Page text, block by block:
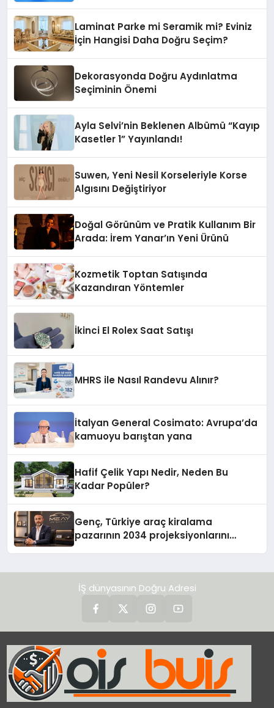
Laminat Parke mi Seramik mi? Eviniz
İçin Hangisi Daha Doğru Seçim?
Dekorasyonda Doğru Aydınlatma
Seçiminin Önemi
Ayla Selvi’nin Beklenen Albümü “Kayıp
Kasetler 1” Yayınlandı!
Suwen, Yeni Nesil Korseleriyle Korse
Algısını Değiştiriyor
Doğal Görünüm ve Pratik Kullanım Bir
Arada: İrem Yanar’ın Yeni Ürünü
Kozmetik Toptan Satışında
Kazandıran Yöntemler
İkinci El Rolex Saat Satışı
MHRS ile Nasıl Randevu Alınır?
İtalyan General Cosimato: Avrupa’da
kamuoyu barıştan yana
Hafif Çelik Yapı Nedir, Neden Bu
Kadar Popüler?
Genç, Türkiye araç kiralama
pazarının 2034 projeksiyonlarını
İŞ dünyasının Doğru Adresi